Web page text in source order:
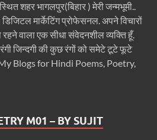
शहर भागलपुर(बिहार ) मेरी जन्मभूमी..
मार्केटिंग प्रोफेसनल. अपने विचारों
रहने वाला एक सीधा संवेदनशील व्यक्ति हूँ.
जिन्दगी की कुछ रंगों को समेटे टूटे फूटे
Blogs for Hindi Poems, Poetry,
M01 – BY SUJIT